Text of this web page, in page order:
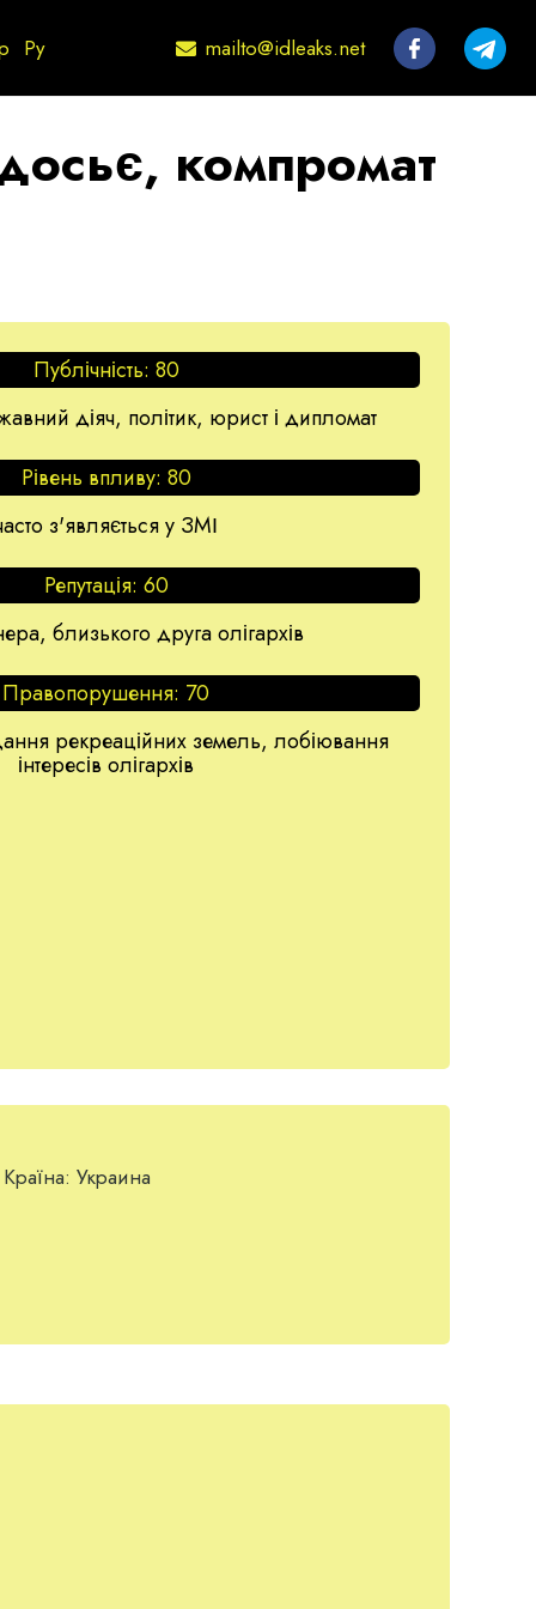
Ру mailto@idleaks.net
компромат
Публічність: 80
діяч, політик, юрист і дипломат
Рівень впливу: 80
з'являється у ЗМІ
Репутація: 60
близького друга олігархів
Правопорушення: 70
рекреаційних земель, лобіювання
інтересів олігархів
Країна:Украина